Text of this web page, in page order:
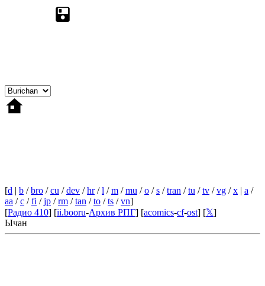
[d | b /bro /cu /dev /hr/l /m /mu /o /s /tran /tu /tv /vg /x | a /
aa /c /fi /jp /rm /tan /to /ts /vn]
[Радио 410] [ii.booru-Архив РПГ] [acomics-cf-ost] [𝕏]
Ычан